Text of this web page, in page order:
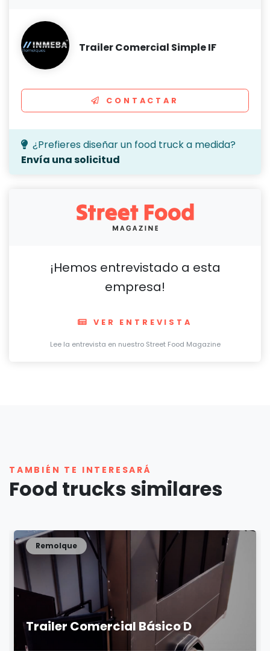
Trailer Comercial Simple IF
CONTACTAR
¿Prefieres diseñar un food truck a medida?
Envía una solicitud
¡Hemos entrevistado a esta
empresa!
VER ENTREVISTA
Lee la entrevista en nuestro Street Food Magazine
TAMBIÉN TE INTERESARÁ
Food trucks similares
Trailer Comercial Básico D
Remolque